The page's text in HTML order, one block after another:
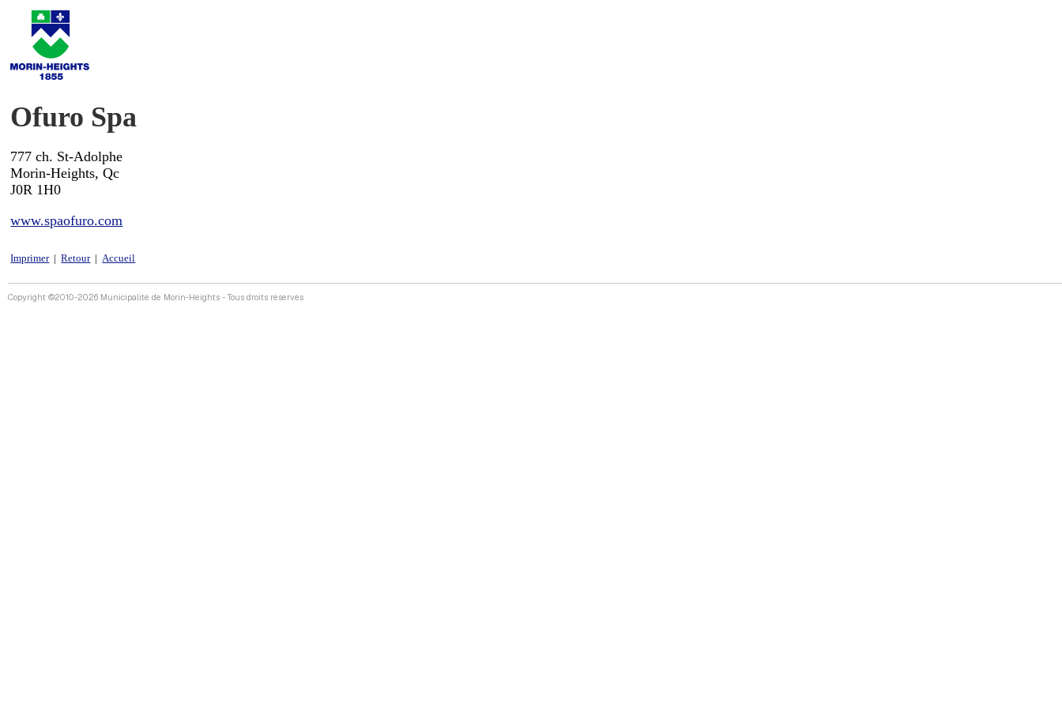
Ofuro Spa
777 ch. St-Adolphe
Morin-Heights, Qc
J0R 1H0
www.spaofuro.com
Imprimer|Retour|Accueil
Copyright ©2010-2026 Municipalité de Morin-Heights - Tous droits réservés